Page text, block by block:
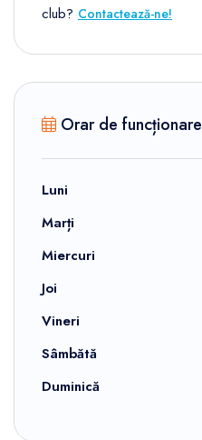
club? Contactează-ne!
Orar de funcționare
Luni
Marți
Miercuri
Joi
Vineri
Sâmbătă
Duminică